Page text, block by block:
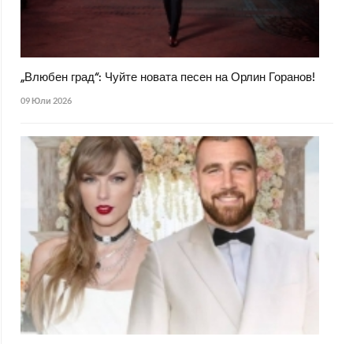
„Влюбен град“: Чуйте новата песен на Орлин Горанов!
09 Юли 2026